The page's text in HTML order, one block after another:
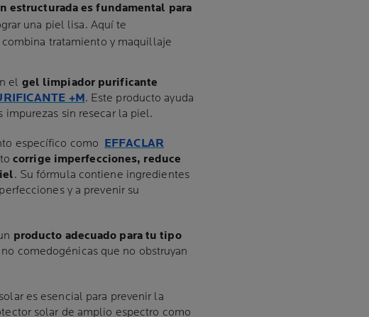
estructurada es fundamental para
una piel lisa. Aquí te
tratamiento y maquillaje
el gel limpiador purificante
+M. Este producto ayuda
impurezas sin resecar la piel.
específico como EFFACLAR
corrige imperfecciones, reduce
. Su fórmula contiene ingredientes
y a prevenir su
producto adecuado para tu tipo
comedogénicas que no obstruyan
es esencial para prevenir la
solar de amplio espectro como